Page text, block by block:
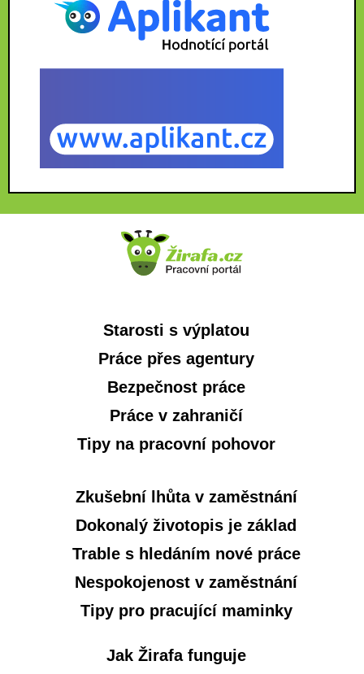
Starosti s výplatou
Práce přes agentury
Bezpečnost práce
Práce v zahraničí
Tipy na pracovní pohovor
Zkušební lhůta v zaměstnání
Dokonalý životopis je základ
Trable s hledáním nové práce
Nespokojenost v zaměstnání
Tipy pro pracující maminky
Jak Žirafa funguje